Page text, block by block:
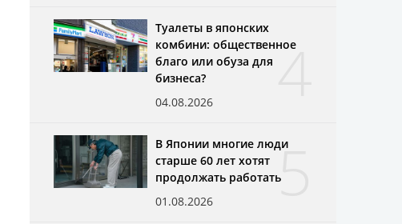
4
Туалеты в японских
комбини: общественное
благо или обуза для
бизнеса?
04.08.2026
5
В Японии многие люди
старше 60 лет хотят
продолжать работать
01.08.2026